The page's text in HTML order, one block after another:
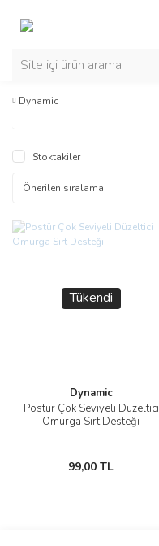
Dynamic
Stoktakiler
Tükendi
Dynamic
Postür Çok Seviyeli Düzeltici
Omurga Sırt Desteği
99,00 TL